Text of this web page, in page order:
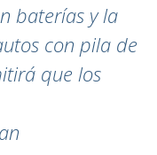
baterías y la
con pila de
que los